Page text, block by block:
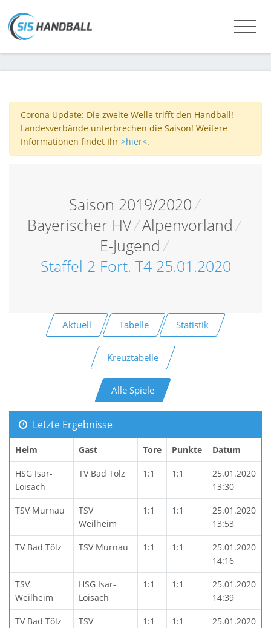
Corona Update: Die zweite Welle trifft den Handball!
Landesverbände unterbrechen die Saison! Weitere
Informationen findet Ihr >hier<.
Saison 2019/2020/
Bayerischer HV/Alpenvorland /
E-Jugend /
Staffel 2 Fort. T4 25.01.2020
Aktuell Tabelle Statistik
Kreuztabelle
Alle Spiele
Letzte Ergebnisse
Heim Gast Tore Punkte Datum
HSG Isar-
Loisach
TV Bad Tölz 1:1 1:1
25.01.2020
13:30
TSV Murnau
TSV
Weilheim
1:1 1:1
25.01.2020
13:53
TV Bad Tölz TSV Murnau 1:1 1:1
25.01.2020
14:16
TSV
Weilheim
HSG Isar-
Loisach
1:1 1:1
25.01.2020
14:39
TV Bad Tölz
TSV
1:1 1:1
25.01.2020